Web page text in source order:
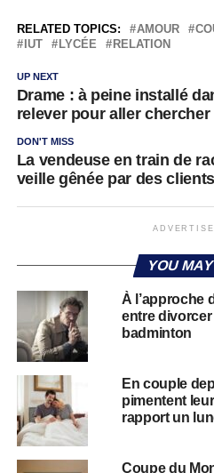
RELATED TOPICS: AMOUR
IUT
LYCÉE RELATION
UP NEXT
Drame : à peine installé
relever pour aller
DON'T MISS
La vendeuse en train de
veille gênée par des
YOU
À l’approche
entre divorcer
badminton
En couple
pimentent
rapport un
Coupe du